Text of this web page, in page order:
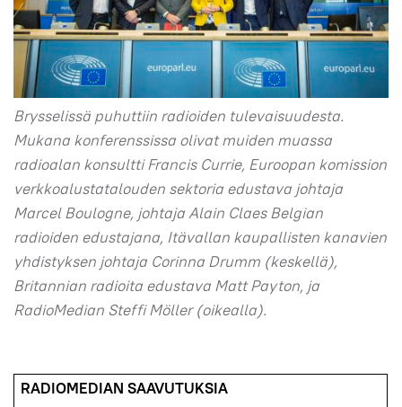
Brysselissä puhuttiin radioiden tulevaisuudesta.
Mukana konferenssissa olivat muiden muassa
radioalan konsultti Francis Currie, Euroopan komission
verkkoalustatalouden sektoria edustava johtaja
Marcel Boulogne, johtaja Alain Claes Belgian
radioiden edustajana, Itävallan kaupallisten kanavien
yhdistyksen johtaja Corinna Drumm (keskellä),
Britannian radioita edustava Matt Payton, ja
RadioMedian Steffi Möller (oikealla).
RADIOMEDIAN SAAVUTUKSIA